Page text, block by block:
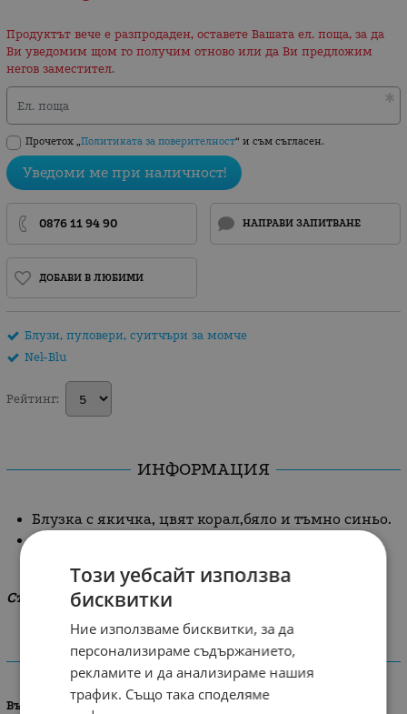
Продуктът вече е разпродаден, оставете Вашата ел. поща, за да
Ви уведомим щом го получим отново или да Ви предложим
негов заместител.
Ел. поща
Прочетох „Политиката за поверителност“ и съм съгласен.
Уведоми ме при наличност!
0876 11 94 90 НАПРАВИ ЗАПИТВАНЕ
ДОБАВИ В ЛЮБИМИ
Блузи, пуловери, суитчъри за момче
Nel-Blu
Рейтинг:
ИНФОРМАЦИЯ
Блузка с якичкa, цвят корал,бяло и тъмно синьо.
Инициали на Nel-Blu.
Състав:100% памук
ХАРАКТЕРИСТИКИ
Възраст
Този уебсайт използва
бисквитки
Ние използваме бисквитки, за да
персонализираме съдържанието,
рекламите и да анализираме нашия
трафик. Също така споделяме